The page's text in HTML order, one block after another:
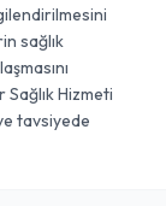
sağlık
Hizmeti
tavsiyede